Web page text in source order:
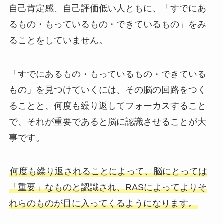
自己肯定感、自己評価低い人ともに、「すでにあ
るもの・もっているもの・できているもの」をみ
ることをしていません。
「すでにあるもの・もっているもの・できている
もの」を見つけていくには、その脳の回路をつく
ることと、何度も繰り返してフォーカスすること
で、それが重要であると脳に認識させることが大
事です。
何度も繰り返されることによって、脳にとっては
「重要」なものと認識され、RASによってよりそ
れらのものが目に入ってくるようになります。